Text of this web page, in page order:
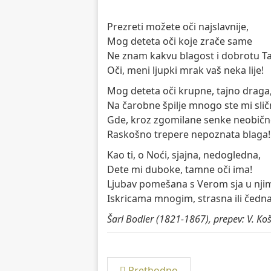
Prezreti možete oči najslavnije,
Mog deteta oči koje zrače same
Ne znam kakvu blagost i dobrotu
Oči, meni ljupki mrak vaš neka lije!
Mog deteta oči krupne, tajno draga,
Na čarobne špilje mnogo ste mi
Gde, kroz zgomilane senke
Raskošno trepere nepoznata blaga!
Kao ti, o Noći, sjajna, nedogledna,
Dete mi duboke, tamne oči ima!
Ljubav pomešana s Verom sja u
Iskricama mnogim, strasna ili
Šarl Bodler (1821-1867), prepev: V.